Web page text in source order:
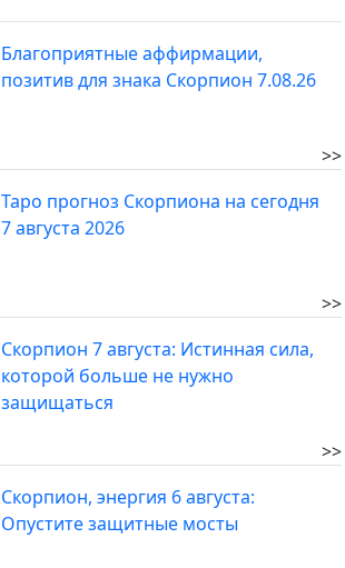
Благоприятные аффирмации,
позитив для знака Скорпион 7.08.26
>>
Таро прогноз Скорпиона на сегодня
7 августа 2026
>>
Скорпион 7 августа: Истинная сила,
которой больше не нужно
защищаться
>>
Скорпион, энергия 6 августа:
Опустите защитные мосты